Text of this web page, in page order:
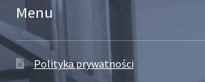
Menu
Polityka prywatności